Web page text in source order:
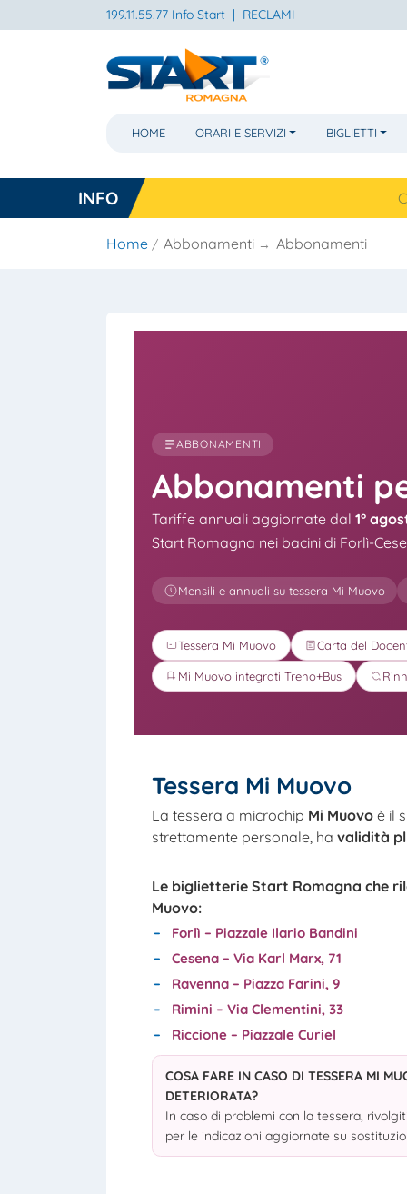
199.11.55.77 Info Start | RECLAMI
HOME ORARI E SERVIZI BIGLIETTI
INFO Cesena,
Home Abbonamenti Abbonamenti
ABBONAMENTI
Abbonamenti
Tariffe annuali aggiornate dal 1°
Start Romagna nei bacini di Forlì-
Mensili e annuali su tessera Mi Muovo
Tessera Mi Muovo Carta del
Mi Muovo integrati Treno+Bus
Tessera Mi Muovo
La tessera a microchip Mi Muovo è il
strettamente personale, ha validità
Le biglietterie Start Romagna che
Muovo:
Forlì – Piazzale Ilario Bandini
Cesena – Via Karl Marx, 71
Ravenna – Piazza Farini, 9
Rimini – Via Clementini, 33
Riccione – Piazzale Curiel
COSA FARE IN CASO DI TESSERA MI
DETERIORATA?
In caso di problemi con la tessera,
per le indicazioni aggiornate su